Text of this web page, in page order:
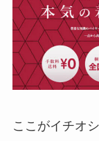
ここがイチオシ